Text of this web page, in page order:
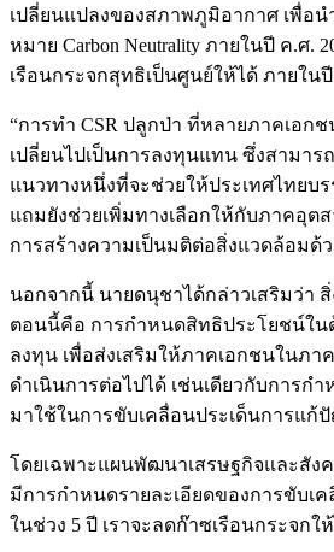
เปลี่ยนแปลงของสภาพภูมิอากาศ เพื่อน
หมาย Carbon Neutrality ภายในปี ค.ศ.
เรือนกระจกสุทธิเป็นศูนย์ให้ได้ ภายในปี
“การทำ CSR ปลูกป่า ที่หลายภาคเอก
เปลี่ยนไปเป็นการลงทุนแทน ซึ่งสามาร
แนวทางหนึ่งที่จะช่วยให้ประเทศไทยบร
แถมยังช่วยเพิ่มทางเลือกให้กับภาคอุต
การสร้างความเป็นมติต่อสิ่งแวดล้อมด้
นอกจากนี้ นายดนุชาได้กล่าวเสริมว่า สิ่
ตอนนี้คือ การกำหนดสิทธิประโยชน์ใน
ลงทุน เพื่อส่งเสริมให้ภาคเอกชนในภา
ดำเนินการต่อไปได้ เช่นเดียวกับการก
มาใช้ในการขับเคลื่อนประเด็นการแก้
โดยเฉพาะแผนพัฒนาเสรษฐกิจและสัง
มีการกำหนดรายละเอียดของการขับเ
ในช่วง 5 ปี เราจะลดก๊าซเรือนกระจกใ